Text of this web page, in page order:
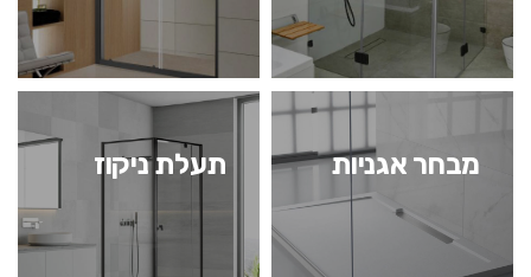
מבחר אגניות תעלת ניקוז